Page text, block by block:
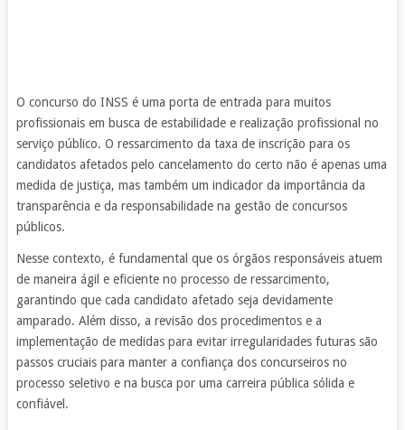
O concurso do INSS é uma porta de entrada para muitos
profissionais em busca de estabilidade e realização profissional no
serviço público. O ressarcimento da taxa de inscrição para os
candidatos afetados pelo cancelamento do certo não é apenas uma
medida de justiça, mas também um indicador da importância da
transparência e da responsabilidade na gestão de concursos
públicos.
Nesse contexto, é fundamental que os órgãos responsáveis ​​atuem
de maneira ágil e eficiente no processo de ressarcimento,
garantindo que cada candidato afetado seja devidamente
amparado. Além disso, a revisão dos procedimentos e a
implementação de medidas para evitar irregularidades futuras são
passos cruciais para manter a confiança dos concurseiros no
processo seletivo e na busca por uma carreira pública sólida e
confiável.